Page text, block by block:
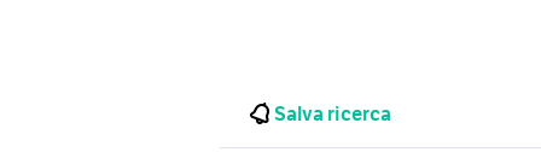
Salva ricerca